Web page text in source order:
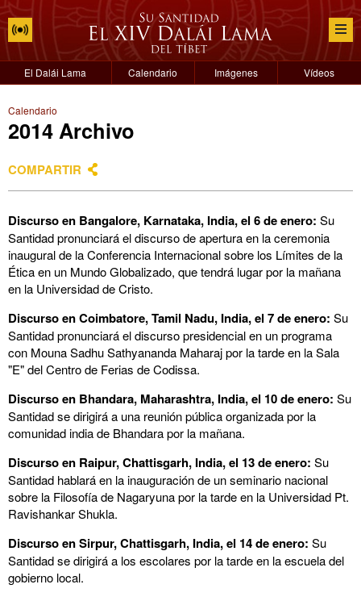
El Dalái Lama Calendario Imágenes Vídeos
Calendario
2014 Archivo
COMPARTIR
Discurso en Bangalore, Karnataka, India, el 6 de enero: Su
Santidad pronunciará el discurso de apertura en la ceremonia
inaugural de la Conferencia Internacional sobre los Límites de la
Ética en un Mundo Globalizado, que tendrá lugar por la mañana
en la Universidad de Cristo.
Discurso en Coimbatore, Tamil Nadu, India, el 7 de enero: Su
Santidad pronunciará el discurso presidencial en un programa
con Mouna Sadhu Sathyananda Maharaj por la tarde en la Sala
"E" del Centro de Ferias de Codissa.
Discurso en Bhandara, Maharashtra, India, el 10 de enero: Su
Santidad se dirigirá a una reunión pública organizada por la
comunidad india de Bhandara por la mañana.
Discurso en Raipur, Chattisgarh, India, el 13 de enero: Su
Santidad hablará en la inauguración de un seminario nacional
sobre la Filosofía de Nagaryuna por la tarde en la Universidad Pt.
Ravishankar Shukla.
Discurso en Sirpur, Chattisgarh, India, el 14 de enero: Su
Santidad se dirigirá a los escolares por la tarde en la escuela del
gobierno local.